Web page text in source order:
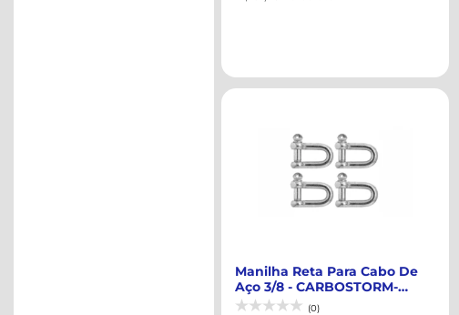
Manilha Reta Para Cabo De
Aço 3/8 - CARBOSTORM-
12264012
(0)